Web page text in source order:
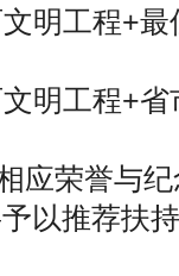
明工程+
明工程+
应荣誉与
以推荐扶